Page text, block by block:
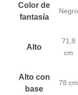
Color de
fantasía
Negro
Alto
71,8
cm
Alto con
base
78 cm